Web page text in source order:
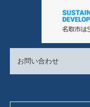
お問い合わせ